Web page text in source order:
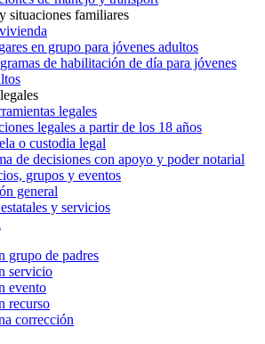
situaciones familiares
en grupo para jóvenes adultos
de habilitación de día para jóvenes
legales
legales a partir de los 18 años
o custodia legal
de decisiones con apoyo y poder notarial
grupos y eventos
general
y servicios
grupo de padres
servicio
evento
recurso
corrección